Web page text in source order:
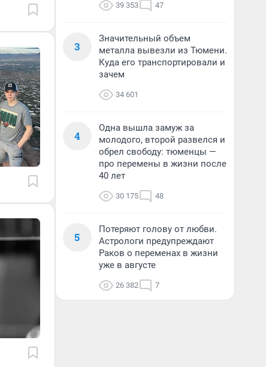
39 353 47
3
Значительный объем
металла вывезли из Тюмени.
Куда его транспортировали и
зачем
34 601
4
Одна вышла замуж за
молодого, второй развелся и
обрел свободу: тюменцы —
про перемены в жизни после
40 лет
30 175 48
5
Потеряют голову от любви.
Астрологи предупреждают
Раков о переменах в жизни
уже в августе
26 382 7